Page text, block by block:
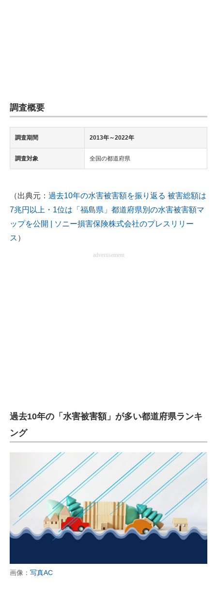
調査概要
調査期間 2013年～2022年
調査対象 全国の都道府県
（出典元： 過去10年の水害被害額を振り返る 被害総額は
7兆円以上・1位は「福島県」都道府県別の水害被害額マ
ップを公開 | ソニー損害保険株式会社のプレスリリー
ス ）
advertisement
過去10年の「水害被害額」が多い都道府県ランキ
ング
画像： 写真AC